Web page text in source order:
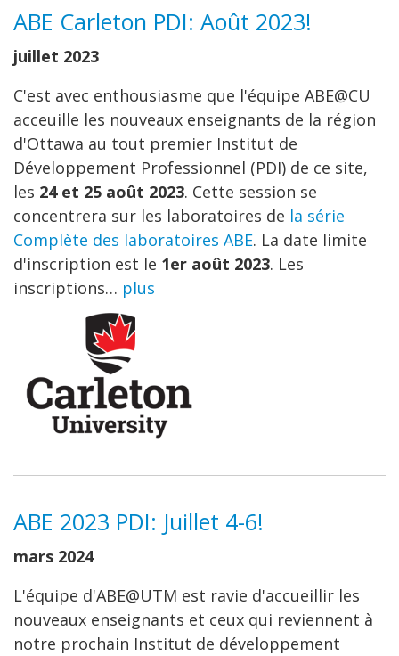
ABE Carleton PDI: Août 2023!
juillet 2023
C'est avec enthousiasme que l'équipe ABE@CU
acceuille les nouveaux enseignants de la région
d'Ottawa au tout premier Institut de
Développement Professionnel (PDI) de ce site,
les 24 et 25 août 2023. Cette session se
concentrera sur les laboratoires de la série
Complète des laboratoires ABE. La date limite
d'inscription est le 1er août 2023. Les
inscriptions… plus
ABE 2023 PDI: Juillet 4-6!
mars 2024
L'équipe d'ABE@UTM est ravie d'accueillir les
nouveaux enseignants et ceux qui reviennent à
notre prochain Institut de développement